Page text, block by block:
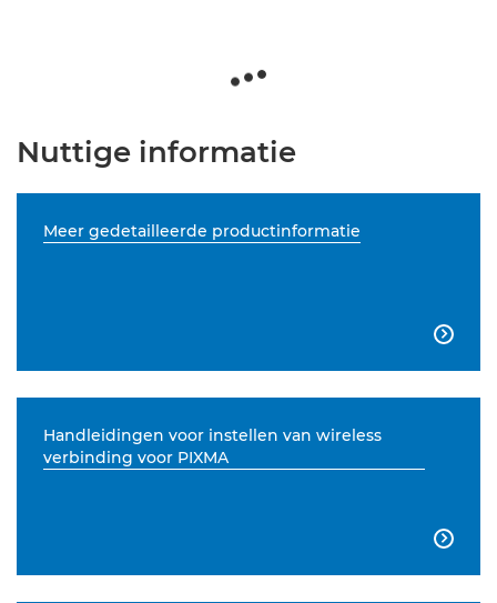
Nuttige informatie
Meer gedetailleerde productinformatie

Handleidingen voor instellen van wireless
verbinding voor PIXMA
